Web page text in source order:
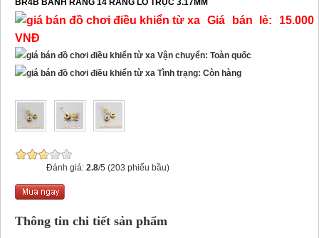
BR4B BÁNH RĂNG 14 RĂNG LỖ TRỤC 3.17MM
Giá bán lẻ: 15.000
VNĐ
Vận chuyển: Toàn quốc
Tình trạng: Còn hàng
Đánh giá:2.8/5 (203 phiếu bầu)
Thông tin chi tiết sản phẩm